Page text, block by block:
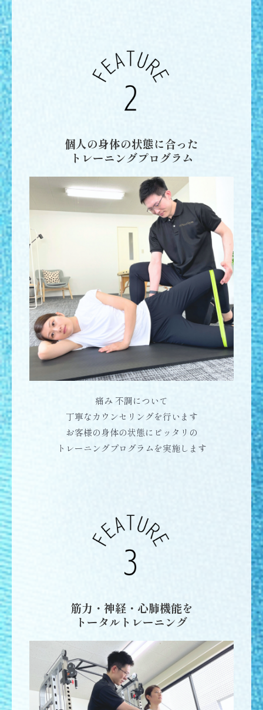
個人の身体の状態に合った
トレーニングプログラム
痛み 不調について
丁寧なカウンセリングを行います
お客様の身体の状態にピッタリの
トレーニングプログラムを実施します
筋力・神経・心肺機能を
トータルトレーニング